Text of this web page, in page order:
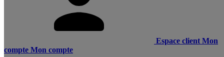
Espace client Mon
compte Mon compte